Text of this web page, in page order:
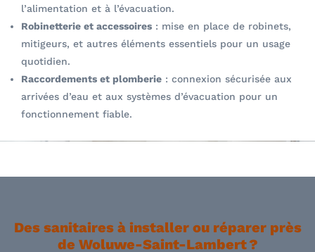
l’alimentation et à l’évacuation.
Robinetterie et accessoires : mise en place de robinets,
mitigeurs, et autres éléments essentiels pour un usage
quotidien.
Raccordements et plomberie : connexion sécurisée aux
arrivées d’eau et aux systèmes d’évacuation pour un
fonctionnement fiable.
Des sanitaires à installer ou réparer près
de Woluwe-Saint-Lambert ?